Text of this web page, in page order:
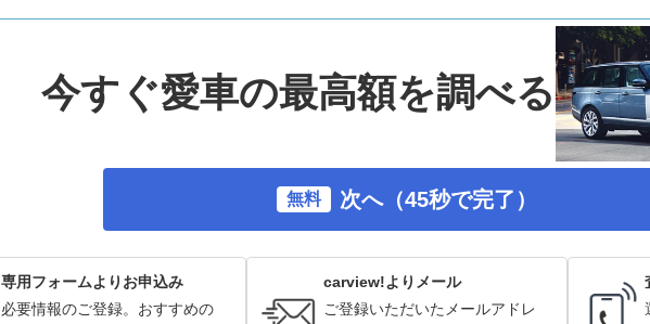
今すぐ愛車の最高額を調べる
無料 次へ（45秒で完了）
専用フォームよりお申込み
必要情報のご登録。おすすめの
carview!よりメール
ご登録いただいたメールアドレ